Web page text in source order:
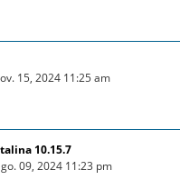
15, 2024 11:25 am
10.15.7
09, 2024 11:23 pm